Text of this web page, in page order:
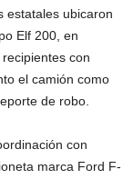
estatales ubicaron
Elf 200, en
con
el camión como
de robo.
con
marca Ford F-